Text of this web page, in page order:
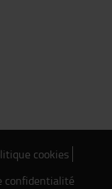
cookies
confidentialité